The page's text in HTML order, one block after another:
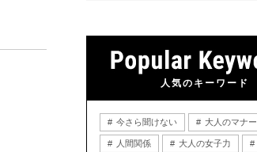
人気のキーワード
今さら聞けない 大人のマナー
人間関係 大人の女子力